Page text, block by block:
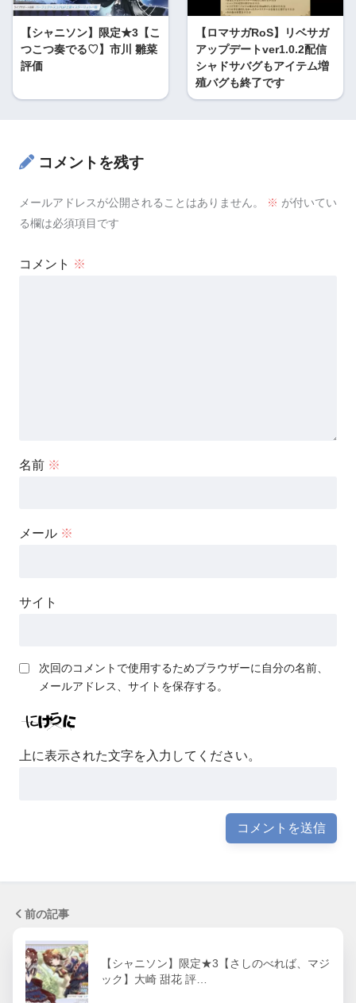
【シャニソン】限定★3【こ
つこつ奏でる♡】市川 雛菜
評価
【ロマサガRoS】リベサガ
アップデートver1.0.2配信
シャドサバグもアイテム増
殖バグも終了です
コメントを残す
メールアドレスが公開されることはありません。 ※ が付いてい
る欄は必須項目です
コメント ※
名前 ※
メール ※
サイト
次回のコメントで使用するためブラウザーに自分の名前、
メールアドレス、サイトを保存する。
上に表示された文字を入力してください。
前の記事
【シャニソン】限定★3【さしのべれば、マジ
ック】大崎 甜花 評…